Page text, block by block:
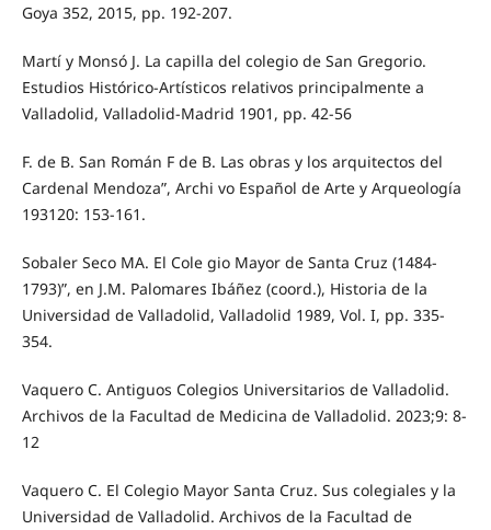
Goya 352, 2015, pp. 192-207.
Martí y Monsó J. La capilla del colegio de San Gregorio.
Estudios Histórico-Artísticos relativos principalmente a
Valladolid, Valladolid-Madrid 1901, pp. 42-56
F. de B. San Román F de B. Las obras y los arquitectos del
Cardenal Mendoza”, Archi vo Español de Arte y Arqueología
193120: 153-161.
Sobaler Seco MA. El Cole gio Mayor de Santa Cruz (1484-
1793)”, en J.M. Palomares Ibáñez (coord.), Historia de la
Universidad de Valladolid, Valladolid 1989, Vol. I, pp. 335-
354.
Vaquero C. Antiguos Colegios Universitarios de Valladolid.
Archivos de la Facultad de Medicina de Valladolid. 2023;9: 8-
12
Vaquero C. El Colegio Mayor Santa Cruz. Sus colegiales y la
Universidad de Valladolid. Archivos de la Facultad de